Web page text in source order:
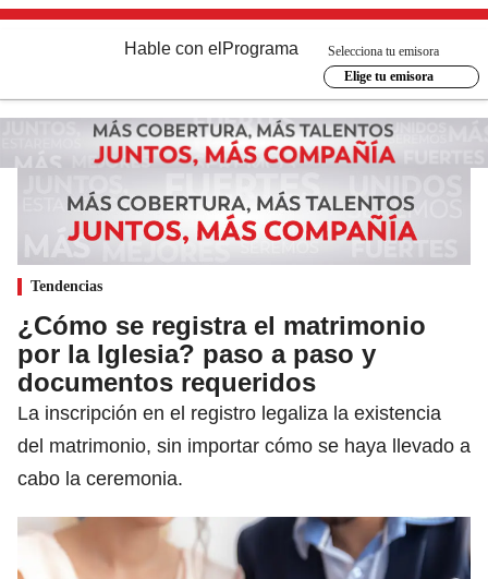
Hable con el Programa
Selecciona tu emisora
Elige tu emisora
Tendencias
¿Cómo se registra el matrimonio
por la Iglesia? paso a paso y
documentos requeridos
La inscripción en el registro legaliza la existencia
del matrimonio, sin importar cómo se haya llevado a
cabo la ceremonia.